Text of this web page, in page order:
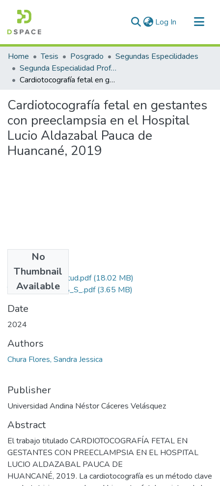
Log In (current)
Communities & Collections
All of DSpace
Statistics
Home Tesis Posgrado
Segundas Especilidades
Segunda Especialidad Profesional en Vitalidad Fetal
Cardiotocografía fetal en gestantes con preeclampsia en el Hospital Lucio Aldazabal Pauca de Huancané, 2019
Cardiotocografía fetal en gestantes
con preeclampsia en el Hospital
Lucio Aldazabal Pauca de
Huancané, 2019
No
Thumbnail
Available
Grado de Similitud.pdf(18.02 MB)
T036_42047568_S_.pdf(3.65 MB)
Date
2024
Authors
Chura Flores, Sandra Jessica
Publisher
Universidad Andina Néstor Cáceres Velásquez
Abstract
El trabajo titulado CARDIOTOCOGRAFÍA FETAL EN
GESTANTES CON PREECLAMPSIA EN EL HOSPITAL
LUCIO ALDAZABAL PAUCA DE
HUANCANÉ, 2019. La cardiotocografía es un método clave